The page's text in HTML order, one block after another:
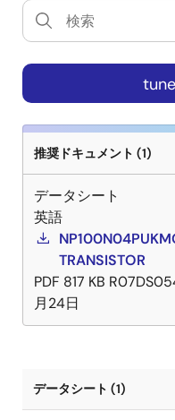
tune
推奨ドキュメント (1)
データシート
英語
TRANSISTOR
PDF 817 KB
月24日
データシート (1)